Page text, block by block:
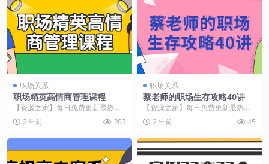
职场关系
职场精英高情商管理课程
【资源之家】每日免费更新最热门
的副业项目资源 课程介绍 本课程旨
在培养学员在职场...
2 年前 203
职场关系
蔡老师的职场生存攻略40讲
【资源之家】每日免费更新最热门
的副业项目资源 课程介绍 这门课程
由资深职场导师蔡...
2 年前 45